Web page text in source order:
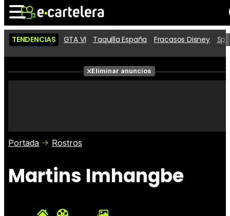
Noticias Cartelera
Películas
Críticas
TENDENCIAS GTA VI Taquilla España Fracasos Disney
Eliminar anuncios
Portada Rostros
Martins Imhangbe